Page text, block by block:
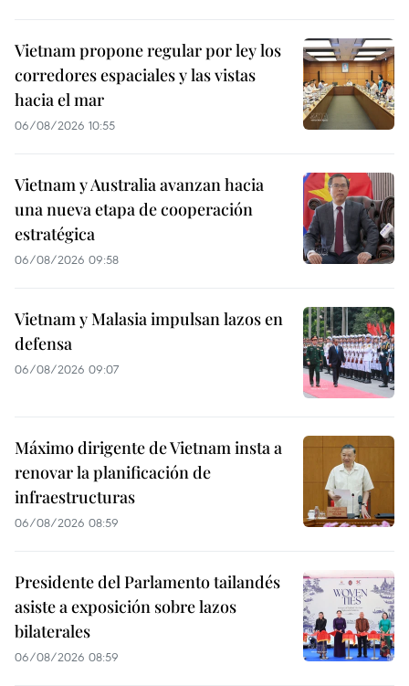
Vietnam propone regular por ley los
corredores espaciales y las vistas
hacia el mar
06/08/2026 10:55
Vietnam y Australia avanzan hacia
una nueva etapa de cooperación
estratégica
06/08/2026 09:58
Vietnam y Malasia impulsan lazos en
defensa
06/08/2026 09:07
Máximo dirigente de Vietnam insta a
renovar la planificación de
infraestructuras
06/08/2026 08:59
Presidente del Parlamento tailandés
asiste a exposición sobre lazos
bilaterales
06/08/2026 08:59